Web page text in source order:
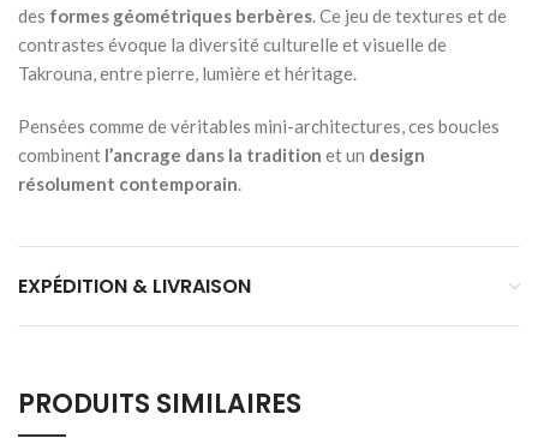
des formes géométriques berbères. Ce jeu de textures et de
contrastes évoque la diversité culturelle et visuelle de
Takrouna, entre pierre, lumière et héritage.
Pensées comme de véritables mini-architectures, ces boucles
combinent l’ancrage dans la tradition et un design
résolument contemporain.
EXPÉDITION & LIVRAISON
PRODUITS SIMILAIRES